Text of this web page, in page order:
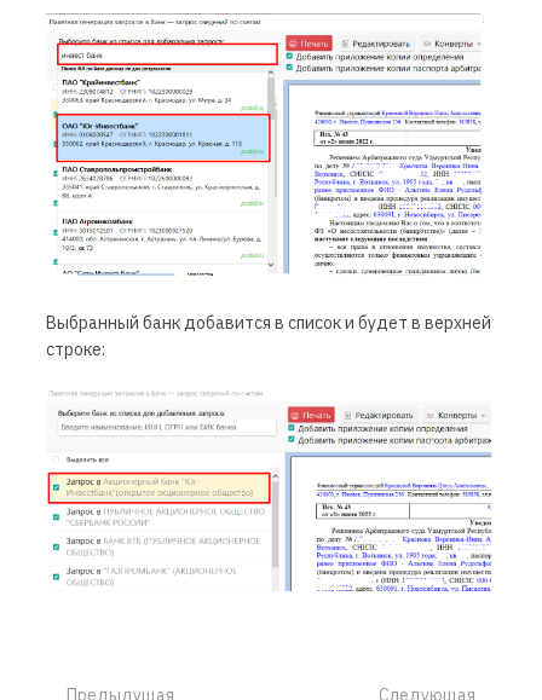
Выбранный банк добавится в список и будет в верхней
строке:
Предыдущая Следующая